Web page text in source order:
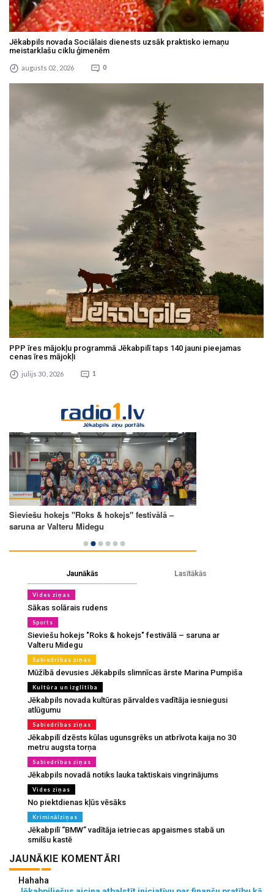
Jēkabpils novada Sociālais dienests uzsāk praktisko iemaņu
meistarklašu ciklu ģimenēm
augusts 02 , 2026 0
PPP īres mājokļu programmā Jēkabpilī taps 140 jauni pieejamas
cenas īres mājokļi
julijs 30 , 2026 1
Jaunākās Lasītākās
Vides ziņas
Sākas solārais rudens
Sports
Sieviešu hokejs "Roks & hokejs" festivālā – saruna ar
Valteru Midegu
Sabiedrības ziņas
Mūžībā devusies Jēkabpils slimnīcas ārste Marina Pumpiša
Kultūra un izglītība
Jēkabpils novada kultūras pārvaldes vadītāja iesniegusi
atlūgumu
Sabiedrības ziņas
Jēkabpilī dzēsts kūlas ugunsgrēks un atbrīvota kaija no 30
metru augsta torņa
Sabiedrības ziņas
Jēkabpils novadā notiks lauka taktiskais vingrinājums
Vides ziņas
No piektdienas kļūs vēsāks
Kriminālziņas
Jēkabpilī “BMW” vadītāja ietriecas apgaismes stabā un
smilšu kastē
JAUNĀKIE KOMENTĀRI
Hahaha